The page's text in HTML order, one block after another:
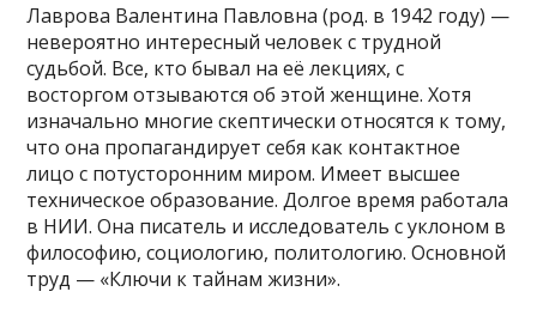
Лаврова Валентина Павловна (род. в 1942 году) —
невероятно интересный человек с трудной
судьбой. Все, кто бывал на её лекциях, с
восторгом отзываются об этой женщине. Хотя
изначально многие скептически относятся к тому,
что она пропагандирует себя как контактное
лицо с потусторонним миром. Имеет высшее
техническое образование. Долгое время работала
в НИИ. Она писатель и исследователь с уклоном в
философию, социологию, политологию. Основной
труд — «Ключи к тайнам жизни».